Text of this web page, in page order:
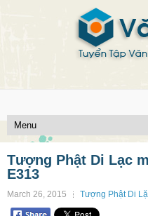
Tượng Phật Di Lạc
E313
March 26, 2015 Tượng Phật Di